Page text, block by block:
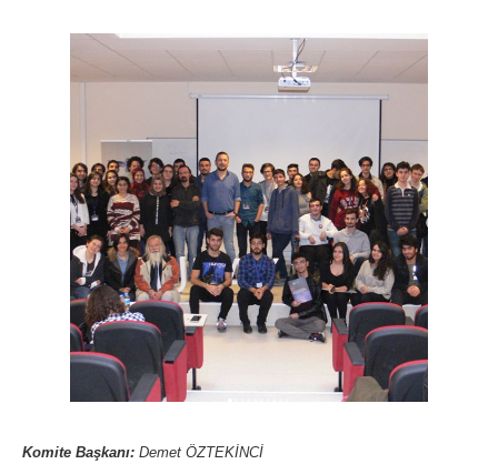
Komite Başkanı: Demet ÖZTEKİNCİ